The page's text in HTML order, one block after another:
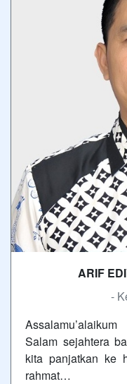
ARIF
-
Salam sejahtera
kita panjatkan ke
rahmat…